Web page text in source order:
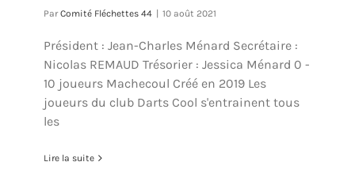
ParComité Fléchettes 44 | 10 août 2021
Président : Jean-Charles Ménard Secrétaire :
Nicolas REMAUD Trésorier : Jessica Ménard 0 -
10 joueurs Machecoul Créé en 2019 Les
joueurs du club Darts Cool s'entrainent tous
les
Lire la suite